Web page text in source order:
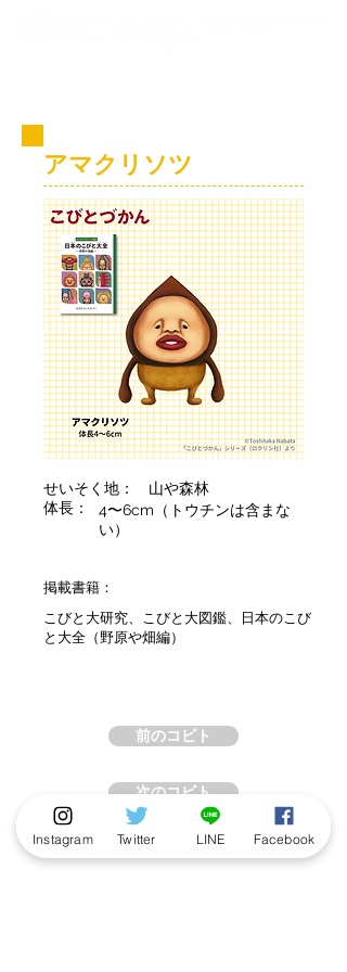
アマクリソツ
せいそく地：
山や森林
体長：
4〜6cm（トウチンは含まな
い）
掲載書籍：
こびと大研究、こびと大図鑑、日本のこび
と大全（野原や畑編）
前のコビト
次のコビト
Instagram Twitter LINE Facebook